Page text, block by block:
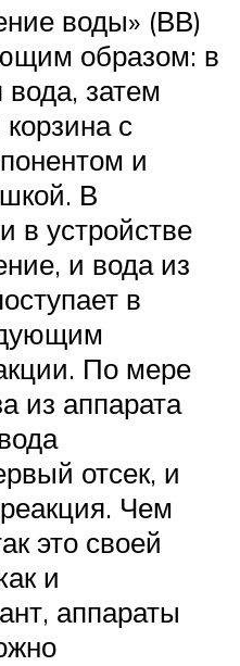
воды» (ВВ)
образом: в
вода, затем
корзина с
и
В
в устройстве
и вода из
в
По мере
из аппарата
отсек, и
Чем
это своей
и
аппараты